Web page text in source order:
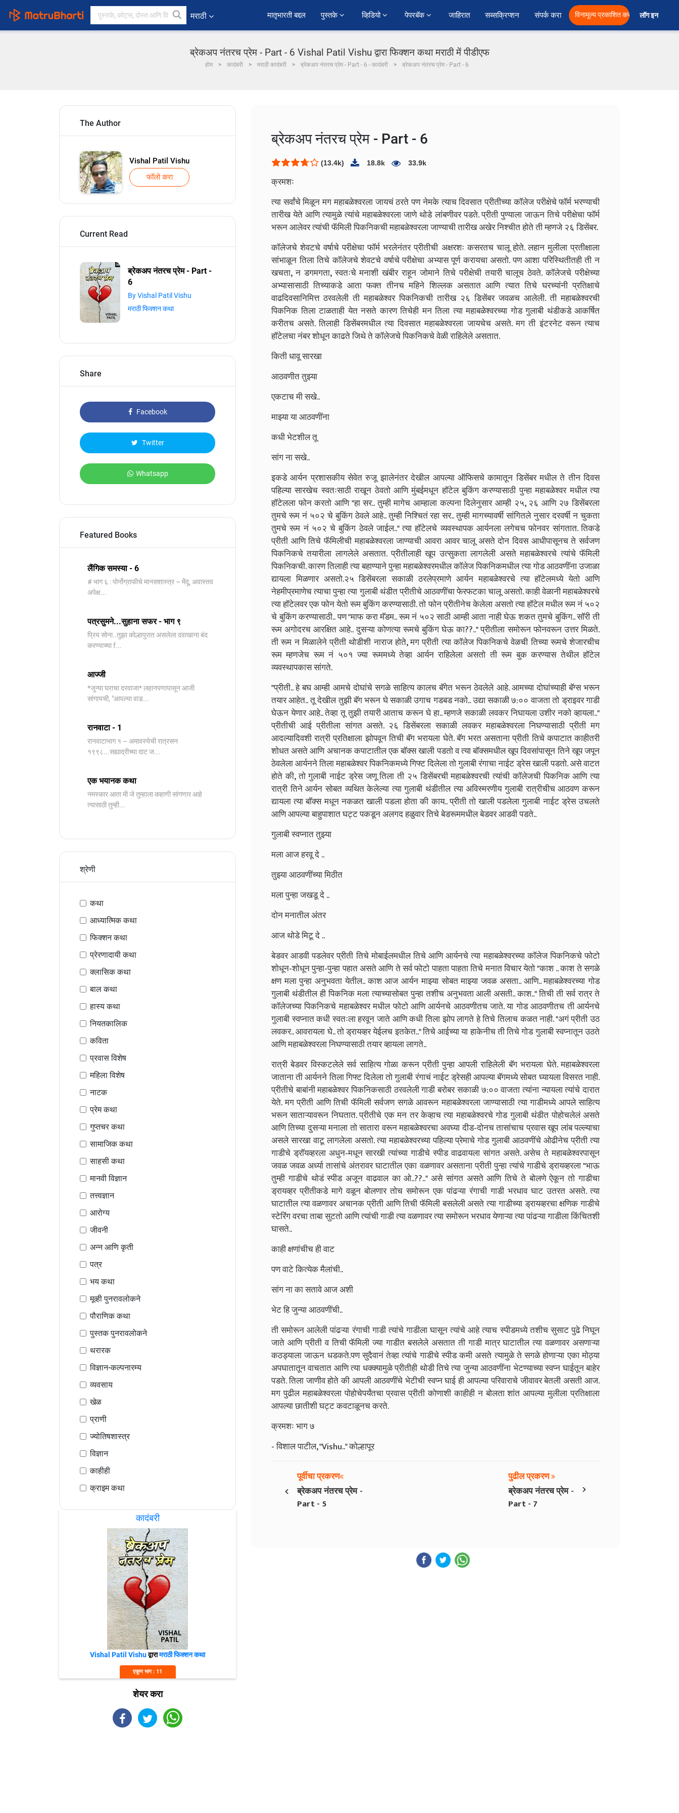
मराठी ﻿मातृभारती बद्दल पुस्तके व्हिडियो पेपरबॅक जाहिरात सब्सक्रिप्शन संपर्क करा विनामूल्य प्रकाशित करा लॉग इन
ब्रेकअप नंतरच प्रेम - Part - 6 Vishal Patil Vishu द्वारा फिक्शन कथा मराठी में पीडीएफ
होम कादंबरी मराठी कादंबरी ब्रेकअप नंतरच प्रेम - Part - 6 - कादंबरी ब्रेकअप नंतरच प्रेम - Part - 6
The Author
Vishal Patil Vishu
फॉलो करा
Current Read
ब्रेकअप नंतरच प्रेम - Part -
6
By Vishal Patil Vishu
मराठी फिक्शन कथा
Share
Facebook
Twitter
Whatsapp
Featured Books
लैंगिक समस्या - 6
# भाग ६ : पोर्नोग्राफीचे मानसशास्त्र – मेंदू, अवास्तव
अपेक्ष...
पत्रसुमने...सुहाना सफर - भाग ९
प्रिय सोना..तुझा कोल्हापुरात असलेला दवाखाना बंद
करण्याच्या f...
आज्जी
*जुन्या घराचा दरवाजा* लहानपणापासून आजी
सांगायची, "आपल्या वाड...
रानवाटा - 1
रानवाटाभाग १ – अमावस्येची रात्रसन
१९९८...सह्याद्रीच्या दाट ज...
एक भयानक कथा
नमस्कार आता मी जे तुम्हाला कहाणी सांगणार आहे
त्यासाठी तुम्ही...
श्रेणी
कथा
आध्यात्मिक कथा
फिक्शन कथा
प्रेरणादायी कथा
क्लासिक कथा
बाल कथा
हास्य कथा
नियतकालिक
कविता
प्रवास विशेष
महिला विशेष
नाटक
प्रेम कथा
गुप्तचर कथा
सामाजिक कथा
साहसी कथा
मानवी विज्ञान
तत्त्वज्ञान
आरोग्य
जीवनी
अन्न आणि कृती
पत्र
भय कथा
मूव्ही पुनरावलोकने
पौराणिक कथा
पुस्तक पुनरावलोकने
थरारक
विज्ञान-कल्पनारम्य
व्यवसाय
खेळ
प्राणी
ज्योतिषशास्त्र
विज्ञान
काहीही
क्राइम कथा
कादंबरी
Vishal Patil Vishuद्वारामराठी फिक्शन कथा
एकूण भाग : 11
शेयर करा
ब्रेकअप नंतरच प्रेम - Part - 6
(13.4k) 18.8k 33.9k
क्रमशः
त्या सर्वांचे मिळून मग महाबळेश्वरला जायचं ठरते पण नेमके त्याच दिवसात प्रीतीच्या कॉलेज परीक्षेचे फॉर्म भरण्याची
तारीख येते आणि त्यामुळे त्यांचे महाबळेश्वरला जाणे थोडे लांबणीवर पडते. प्रीती पुण्याला जाऊन तिचे परीक्षेचा फॉर्म
भरून आलेवर त्यांची फॅमिली पिकनिकची महाबळेश्वरला जाण्याची तारीख अखेर निश्चीत होते ती म्हणजे २६ डिसेंबर.
कॉलेजचे शेवटचे वर्षाचे परीक्षेचा फॉर्म भरलेनंतर प्रीतीची अक्षरशः कसरतच चालू होते. लहान मुलीला प्रतीक्षाला
सांभाळून तिला तिचे कॉलेजचे शेवटचे वर्षाचे परीक्षेचा अभ्यास पूर्ण करायचा असतो. पण आशा परिस्थितीतही ती न
खचता, न डगमगता, स्वतःचे मनाशी खंबीर राहून जोमाने तिचे परीक्षेची तयारी चालूच ठेवते. कॉलेजचे परीक्षेच्या
अभ्यासासाठी तिच्याकडे आता फक्त तीनच महिने शिल्लक असतात आणि त्यात तिचे घरच्यांनी प्रतिक्षाचे
वाढदिवसानिमित्त ठरवलेली ती महाबळेश्वर पिकनिकची तारीख २६ डिसेंबर जवळच आलेली. ती महाबळेश्वरची
पिकनिक तिला टाळताही येत नसते कारण तिचेही मन तिला त्या महाबळेश्वरच्या गोड गुलाबी थंडीकडे आकर्षित
करीतच असते. तिलाही डिसेंबरमधील त्या दिवसात महाबळेश्वरला जायचेच असते. मग ती इंटरनेट वरून त्याच
हॉटेलचा नंबर शोधून काढते जिथे ते कॉलेजचे पिकनिकचे वेळी राहिलेले असतात.
किती धावू सारखा
आठवणीत तुझ्या
एकटाच मी सखे..
माझ्या या आठवणींना
कधी भेटशील तू
सांग ना सखे..
इकडे आर्यन प्रशासकीय सेवेत रुजू झालेनंतर देखील आपल्या ऑफिसचे कामातून डिसेंबर मधील ते तीन दिवस
पहिल्या सारखेच स्वतःसाठी राखून ठेवतो आणि मुंबईमधून हॉटेल बुकिंग करण्यासाठी पुन्हा महाबळेश्वर मधील त्या
हॉटेलला फोन करतो आणि "हा सर.. तुम्ही मागेच आम्हाला कल्पना दिलेनुसार आम्ही २५, २६ आणि २७ डिसेंबरला
तुमचे रूम नं ५०२ चे बुकिंग ठेवले आहे.. तुम्ही निश्चितं रहा सर.. तुम्ही मागच्यावर्षी सांगितले नुसार दरवर्षी न चुकता
तुमचे रूम नं ५०२ चे बुकिंग ठेवले जाईल.." त्या हॉटेलचे व्यवस्थापक आर्यनला लगेचच फोनवर सांगतात. तिकडे
प्रीती आणि तिचे फॅमिलीची महाबळेश्वरला जाण्याची आवरा आवर चालू असते दोन दिवस आधीपासूनच ते सर्वजण
पिकनिकचे तयारीला लागलेले असतात. प्रीतीलाही खूप उत्सुकता लागलेली असते महाबळेश्वरचे त्यांचे फॅमिली
पिकनिकची. कारण तिलाही त्या बहाण्याने पुन्हा महाबळेश्वरमधील कॉलेज पिकनिकमधील त्या गोड आठवणींना उजाळा
द्यायला मिळणार असतो.२५ डिसेंबरला सकाळी ठरलेप्रमाणे आर्यन महाबळेश्वरचे त्या हॉटेलमध्ये येतो आणि
नेहमीप्रमाणेच त्याचा पुन्हा त्या गुलाबी थंडीत प्रीतीचे आठवणींचा फेरफटका चालू असतो. काही वेळानी महाबळेश्वरचे
त्या हॉटेलवर एक फोन येतो रूम बुकिंग करण्यासाठी. तो फोन प्रीतीनेच केलेला असतो त्या हॉटेल मधील रूम नं ५०२
चे बुकिंग करण्यासाठी.. पण "माफ करा मॅडम.. रूम नं ५०२ साठी आम्ही आता नाही घेऊ शकत तुमचे बुकिंग.. सॉरी ती
रूम अगोदरच आरक्षित आहे.. दुसऱ्या कोणत्या रूमचे बुकिंग घेऊ का??.." प्रीतीला समोरून फोनवरून उत्तर मिळते.
ती रूम न मिळालेने प्रीती थोडीशी नाराज होते, मग प्रीती त्या कॉलेज पिकनिकचे वेळची तिच्या रूमचे शेजारचीच
रूम म्हणजेच रूम नं ५०१ ज्या रूममध्ये तेव्हा आर्यन राहिलेला असतो ती रूम बुक करण्यास तेथील हॉटेल
व्यवस्थापकास सांगते.
"प्रीती.. हे बघ आम्ही आमचे दोघांचे सगळे साहित्य कालच बॅगेत भरून ठेवलेले आहे. आमच्या दोघांच्याही बॅग्स भरून
तयार आहेत.. तू देखील तुझी बॅग भरून घे सकाळी उगाच गडबड नको.. उद्या सकाळी ७:०० वाजता तो ड्राइवर गाडी
घेऊन येणार आहे.. तेव्हा तू तुझी तयारी आताच करून घे हा.. म्हणजे सकाळी लवकर निघायला उशीर नको व्हायला.."
प्रीतीची आई प्रीतीला सांगत असते. २६ डिसेंबरला सकाळी लवकर महाबळेश्वरला निघण्यासाठी प्रीती मग
आदल्यादिवशी रात्री प्रतिक्षाला झोपवून तिची बॅग भरायला घेते. बॅग भरत असताना प्रीती तिचे कपाटात काहीतरी
शोधत असते आणि अचानक कपाटातील एक बॉक्स खाली पडतो व त्या बॉक्समधील खूप दिवसांपासून तिने खूप जपून
ठेवलेला आर्यनने तिला महाबळेश्वर पिकनिकमध्ये गिफ्ट दिलेला तो गुलाबी रंगाचा नाईट ड्रेस खाली पडतो. असे वाटत
होते की, तो गुलाबी नाईट ड्रेस जणू तिला ती २५ डिसेंबरची महाबळेश्वरची त्यांची कॉलेजची पिकनिक आणि त्या
रात्री तिने आर्यन सोबत व्यथित केलेल्या त्या गुलाबी थंडीतील त्या अविस्मरणीय गुलाबी रात्रीचीच आठवण करून
द्यायला त्या बॉक्स मधून नकळत खाली पडला होता की काय.. प्रीती तो खाली पडलेला गुलाबी नाईट ड्रेस उचलते
आणि आपल्या बाहुपाशात घट्ट पकडून अलगद हळुवार तिचे बेडरूममधील बेडवर आडवी पडते..
गुलाबी स्वप्नात तुझ्या
मला आज हरवू दे ..
तुझ्या आठवणींच्या मिठीत
मला पुन्हा जखडू दे ..
दोन मनातील अंतर
आज थोडे मिटू दे ..
बेडवर आडवी पडलेवर प्रीती तिचे मोबाईलमधील तिचे आणि आर्यनचे त्या महाबळेश्वरच्या कॉलेज पिकनिकचे फोटो
शोधून-शोधून पुन्हा-पुन्हा पहात असते आणि ते सर्व फोटो पाहता पाहता तिचे मनात विचार येतो "काश .. काश ते सगळे
क्षण मला पुन्हा अनुभवता येतील.. काश आज आर्यन माझ्या सोबत माझ्या जवळ असता.. आणि.. महाबळेश्वरच्या गोड
गुलाबी थंडीतील ही पिकनिक मला त्याच्यासोबत पुन्हा तशीच अनुभवता आली असती.. काश.." तिची ती सर्व रात्र ते
कॉलेजच्या पिकनिकचे महाबळेश्वर मधील फोटो आणि आर्यनचे आठवणीतच जाते. या गोड आठवणीतच ती आर्यनचे
गुलाबी स्वप्नात कधी स्वतःला हरवून जाते आणि कधी तिला झोप लागते हे तिचे तिलाच कळत नाही. "अगं प्रीती उठ
लवकर.. आवरायला घे.. तो ड्रायव्हर येईलच इतकेत.." तिचे आईच्या या हाकेनीच ती तिचे गोड गुलाबी स्वप्नातून उठते
आणि महाबळेश्वरला निघण्यासाठी तयार व्हायला लागते..
रात्री बेडवर विस्कटलेले सर्व साहित्य गोळा करून प्रीती पुन्हा आपली राहिलेली बॅग भरायला घेते. महाबळेश्वरला
जाताना ती आर्यनने तिला गिफ्ट दिलेला तो गुलाबी रंगाचं नाईट ड्रेसही आपल्या बॅगमध्ये सोबत घ्यायला विसरत नाही.
प्रीतीचे बाबांनी महाबळेश्वर पिकनिकसाठी ठरवलेली गाडी बरोबर सकाळी ७:०० वाजता त्यांना न्यायला त्यांचे दारात
येते. मग प्रीती आणि तिची फॅमिली सर्वजण सगळे आवरून महाबळेश्वरला जाण्यासाठी त्या गाडीमध्ये आपले साहित्य
भरून साताऱ्यावरून निघतात. प्रीतीचे एक मन तर केव्हाच त्या महाबळेश्वरचे गोड गुलाबी थंडीत पोहोचलेलं असते
आणि तिच्या दुसऱ्या मनाला तो सातारा वरून महाबळेश्वरचा अवघ्या दीड-दोनच तासांचाच प्रवास खूप लांब पल्ल्याचा
असले सारखा वाटू लागलेला असतो. त्या महाबळेश्वरच्या पहिल्या प्रेमाचे गोड गुलाबी आठवणींचे ओढीनेच प्रीती त्या
गाडीचे ड्रॉयव्हरला अधुन-मधून सारखी त्यांच्या गाडीचे स्पीड वाढवायला सांगत असते. असेच ते महाबळेश्वरपासून
जवळ जवळ अर्ध्या तासांचे अंतरावर घाटातील एका वळणावर असताना प्रीती पुन्हा त्यांचे गाडीचे ड्रायव्हरला "भाऊ
तुम्ही गाडीचे थोडं स्पीड अजून वाढवाल का ओ..??.." असे सांगत असते आणि तिचे ते बोलणे ऐकून तो गाडीचा
ड्रायव्हर प्रीतीकडे मागे वळून बोलणार तोच समोरून एक पांढऱ्या रंगाची गाडी भरधाव घाट उतरत असते. त्या
घाटातील त्या वळणावर अचानक प्रीती आणि तिची फॅमिली बसलेली असते त्या गाडीच्या ड्रायव्हरचा क्षणिक गाडीचे
स्टेरिंग वरचा ताबा सुटतो आणि त्यांची गाडी त्या वळणावर त्या समोरून भरधाव येणाऱ्या त्या पांढऱ्या गाडीला किंचितशी
घासते..
काही क्षणांचीच ही वाट
पण वाटे कित्येक मैलांची..
सांग ना का सतावे आज अशी
भेट हि जुन्या आठवणींची..
ती समोरून आलेली पांढऱ्या रंगाची गाडी त्यांचे गाडीला घासून त्यांचे आहे त्याच स्पीडमध्ये तशीच सुसाट पुढे निघून
जाते आणि प्रीती व तिची फॅमिली ज्या गाडीत बसलेले असतात ती गाडी मात्र घाटातील त्या वळणावर असणाऱ्या
कठड्याला जाऊन धडकते.पण सुदैवानं तेव्हा त्यांचे गाडीचे स्पीड कमी असते त्यामुळे ते सगळे होणाऱ्या एका मोठ्या
अपघातातून वाचतात आणि त्या धक्क्यामुळे प्रीतीही थोडी तिचे त्या जुन्या आठवणींना भेटण्याच्या स्वप्न घाईतून बाहेर
पडते. तिला जाणीव होते की आपली आठवणींचे भेटीची स्वप्न घाई ही आपल्या परिवाराचे जीवावर बेतली असती आज.
मग पुढील महाबळेश्वरला पोहोचेपर्यंतचा प्रवास प्रीती कोणाशी काहीही न बोलता शांत आपल्या मुलीला प्रतिक्षाला
आपल्या छातीशी घट्ट कवटाळूनच करते.
क्रमशः भाग ७
- विशाल पाटील, "Vishu.." कोल्हापूर
‹
पूर्वीचा प्रकरण
ब्रेकअप नंतरच प्रेम -
Part - 5
›
पुढील प्रकरण
ब्रेकअप नंतरच प्रेम -
Part - 7